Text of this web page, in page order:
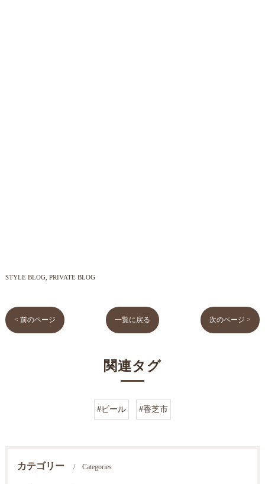
STYLE BLOG PRIVATE BLOG
< 前のページ 一覧に戻る 次のページ >
関連タグ
#ビール #香芝市
カテゴリー Categories